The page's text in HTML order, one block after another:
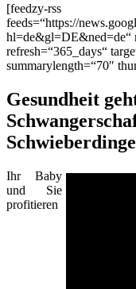
[feedzy-rss
feeds=“https://
hl=de&gl=DE&ned=de“
refresh=“365_days“
summarylength=“70″
Gesundheit
Ihr Baby
und Sie
profitieren